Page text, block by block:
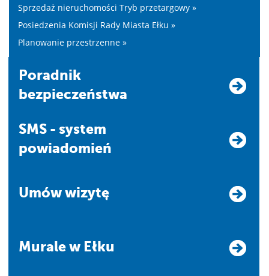
Sprzedaż nieruchomości Tryb przetargowy »
Posiedzenia Komisji Rady Miasta Ełku »
Planowanie przestrzenne »
Poradnik
bezpieczeństwa
SMS - system
powiadomień
Umów wizytę
Murale w Ełku